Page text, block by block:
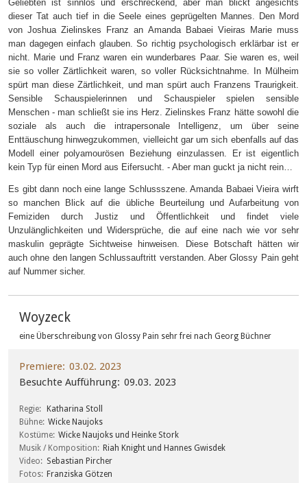
Geliebten ist sinnlos und erschreckend, aber man blickt angesichts
dieser Tat auch tief in die Seele eines geprügelten Mannes. Den Mord
von Joshua Zielinskes Franz an Amanda Babaei Vieiras Marie muss
man dagegen einfach glauben. So richtig psychologisch erklärbar ist er
nicht. Marie und Franz waren ein wunderbares Paar. Sie waren es, weil
sie so voller Zärtlichkeit waren, so voller Rücksichtnahme. In Mülheim
spürt man diese Zärtlichkeit, und man spürt auch Franzens Traurigkeit.
Sensible Schauspielerinnen und Schauspieler spielen sensible
Menschen - man schließt sie ins Herz. Zielinskes Franz hätte sowohl die
soziale als auch die intrapersonale Intelligenz, um über seine
Enttäuschung hinwegzukommen, vielleicht gar um sich ebenfalls auf das
Modell einer polyamourösen Beziehung einzulassen. Er ist eigentlich
kein Typ für einen Mord aus Eifersucht. - Aber man guckt ja nicht rein…
Es gibt dann noch eine lange Schlussszene. Amanda Babaei Vieira wirft
so manchen Blick auf die übliche Beurteilung und Aufarbeitung von
Femiziden durch Justiz und Öffentlichkeit und findet viele
Unzulänglichkeiten und Widersprüche, die auf eine nach wie vor sehr
maskulin geprägte Sichtweise hinweisen. Diese Botschaft hätten wir
auch ohne den langen Schlussauftritt verstanden. Aber Glossy Pain geht
auf Nummer sicher.
Woyzeck
eine Überschreibung von Glossy Pain sehr frei nach Georg Büchner
Premiere 03.02. 2023
Besuchte Aufführung 09.03. 2023
Regie
Katharina Stoll
Bühne Wicke Naujoks
Kostüme Wicke Naujoks und Heinke Stork
Musik / Komposition
Riah Knight und Hannes Gwisdek
Video
Sebastian Pircher
Fotos Franziska Götzen